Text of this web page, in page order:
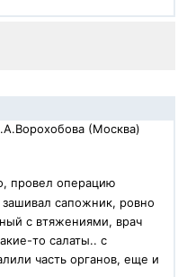
(Москва)
провел операцию
сапожник, ровно
с втяжениями, врач
то салаты.. с
часть органов, еще и